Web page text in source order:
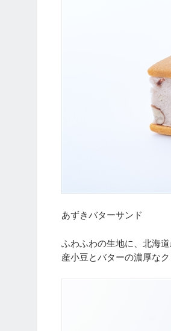
あずきバターサンド
ふわふわの生地に、北海
産小豆とバターの濃厚な